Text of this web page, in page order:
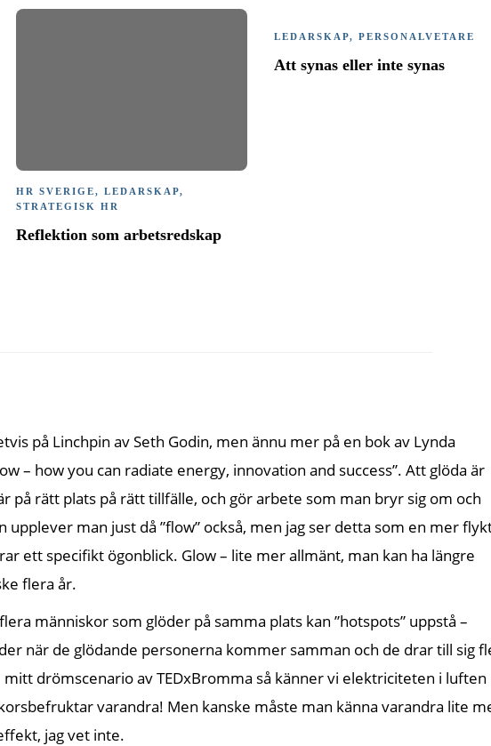
HR SVERIGE, LEDARSKAP,
STRATEGISK HR
Reflektion som arbetsredskap
LEDARSKAP, PERSONALVETARE
Att synas eller inte synas
på Linchpin av Seth Godin, men ännu mer på en bok av Lynda
– how you can radiate energy, innovation and success”. Att glöda är
på rätt plats på rätt tillfälle, och gör arbete som man bryr sig om och
upplever man just då ”flow” också, men jag ser detta som en mer
ett specifikt ögonblick. Glow – lite mer allmänt, man kan ha längre
flera år.
människor som glöder på samma plats kan ”hotspots” uppstå –
när de glödande personerna kommer samman och de drar till sig
drömscenario av TEDxBromma så känner vi elektriciteten i luften
varandra! Men kanske måste man känna varandra lite
jag vet inte.